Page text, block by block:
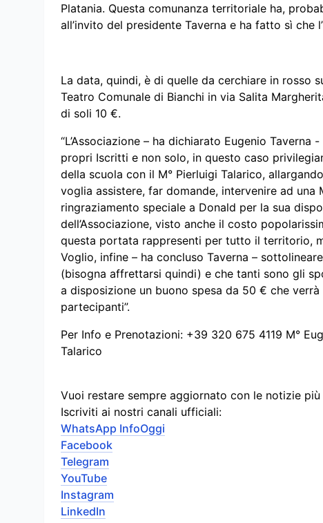
Platania. Questa comunanza territoriale ha,
all’invito del presidente Taverna e ha fatto sì che
La data, quindi, è di quelle da cerchiare in rosso
Teatro Comunale di Bianchi in via Salita
di soli 10 €.
“L’Associazione – ha dichiarato Eugenio
propri Iscritti e non solo, in questo caso
della scuola con il M° Pierluigi Talarico,
voglia assistere, far domande, intervenire ad
ringraziamento speciale a Donald per la sua
dell’Associazione, visto anche il costo
questa portata rappresenti per tutto il territorio,
Voglio, infine – ha concluso Taverna –
(bisogna affrettarsi quindi) e che tanti sono gli
a disposizione un buono spesa da 50 € che
partecipanti”.
Per Info e Prenotazioni: +39 320 675 4119 M°
Talarico
Vuoi restare sempre aggiornato con le notizie
Iscriviti ai nostri canali ufficiali:
WhatsApp InfoOggi
Facebook
Telegram
YouTube
Instagram
LinkedIn